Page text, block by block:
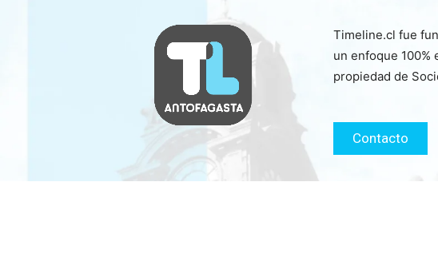
Timeline.cl fue
un enfoque 100%
propiedad de
Contacto